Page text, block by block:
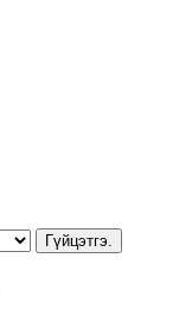
Гүйцэтгэ.